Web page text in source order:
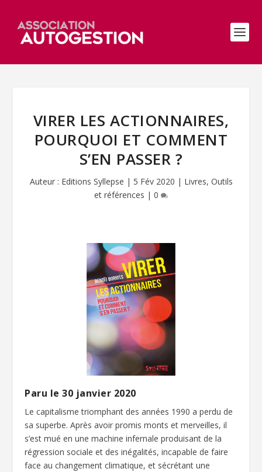
VIRER LES ACTIONNAIRES,
POURQUOI ET COMMENT
S’EN PASSER ?
Auteur : Editions Syllepse | 5 Fév 2020 | Livres, Outils
et références | 0
Paru le 30 janvier 2020
Le capitalisme triomphant des années 1990 a ­perdu de
sa superbe. Après avoir promis monts et merveilles, il
s’est mué en une machine infernale produisant de la
régression sociale et des inégalités, incapable de faire
face au changement climatique, et sécrétant une